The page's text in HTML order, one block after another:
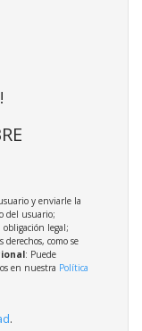
y enviarle la
del usuario;
obligación legal;
derechos, como se
: Puede
en nuestra Política
.